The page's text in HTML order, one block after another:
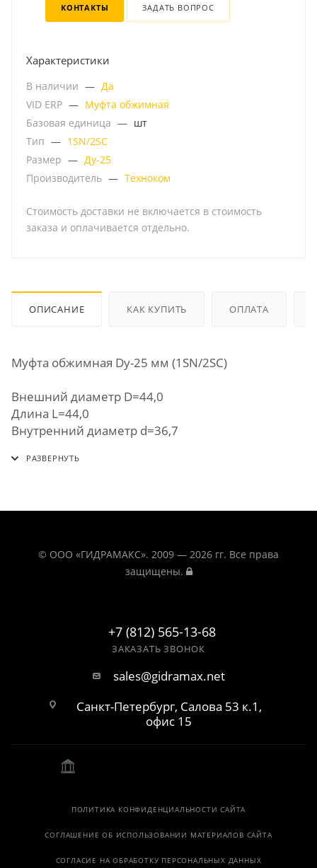
КОНТАКТЫ ЗАДАТЬ ВОПРОС
Характеристики
В наличии — Да
VID ERP — Муфта обжимная
Базовая единица — шт
Тип — 1SN/2SC
Размер — Ду-25
Производитель — Техноком
Стоимость доставки не включается в стоимость
заказа и оплачивается отдельно.
ОПИСАНИЕ КАК КУПИТЬ ОПЛАТА
Муфта обжимная Dу-25 мм (1SN/2SC)
Внешний диаметр D=44,0
Длина L=44,0
Внутренний диаметр d=36,7
© ООО «ГИДРАМАКС». 2009 — 2026 гг. Все права
защищены.
+7 (812) 565-13-68
ЗАКАЗАТЬ ЗВОНОК
sales@gidramax.net
Санкт-Петербург, Салова 53 к.1,
офис 15
ПОЛИТИКА КОНФИДЕНЦИАЛЬНОСТИ САЙТА
СОГЛАШЕНИЕ ОБ ИСПОЛЬЗОВАНИИ МАТЕРИАЛОВ САЙТА
СОГЛАСИЕ НА ОБРАБОТКУ ПЕРСОНАЛЬНЫХ ДАННЫХ